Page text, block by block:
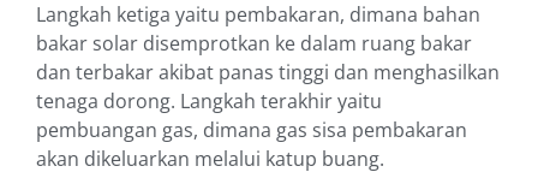
Langkah ketiga yaitu pembakaran, dimana bahan
bakar solar disemprotkan ke dalam ruang bakar
dan terbakar akibat panas tinggi dan menghasilkan
tenaga dorong. Langkah terakhir yaitu
pembuangan gas, dimana gas sisa pembakaran
akan dikeluarkan melalui katup buang.